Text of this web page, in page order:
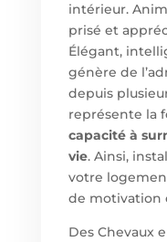
intérieur.
prisé et
Élégant,
génère de
depuis
représente la
capacité à
vie. Ainsi,
votre
de motivation
Des Chevaux